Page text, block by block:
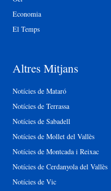
Economia
El Temps
Altres Mitjans
Notícies de Mataró
Notícies de Terrassa
Notícies de Sabadell
Notícies de Mollet del Vallès
Notícies de Montcada i Reixac
Notícies de Cerdanyola del Vallès
Notícies de Vic